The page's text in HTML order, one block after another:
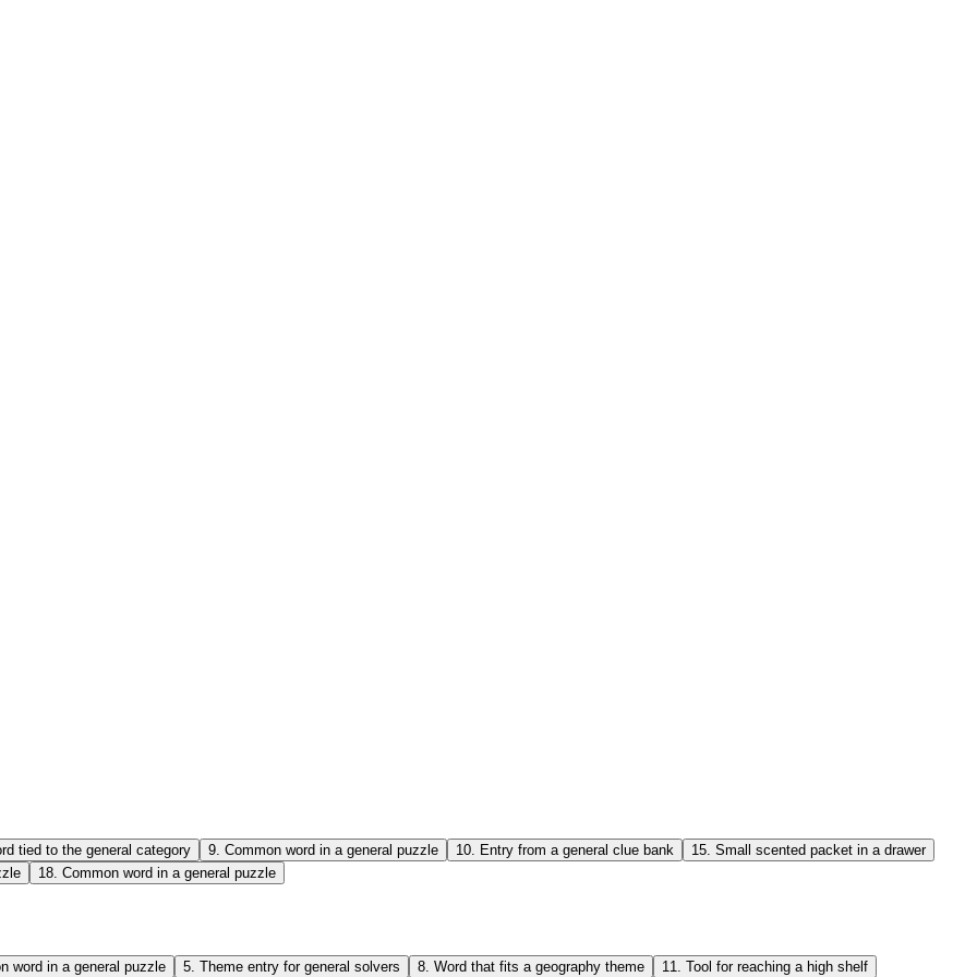
tied to the general category 9. Common word in a general puzzle 10. Entry from a general clue bank 15. Small scented packet in a drawer
18. Common word in a general puzzle
word in a general puzzle 5 Theme entry for general solvers 8 Word that fits a geography theme 11
Tool for reaching a high shelf